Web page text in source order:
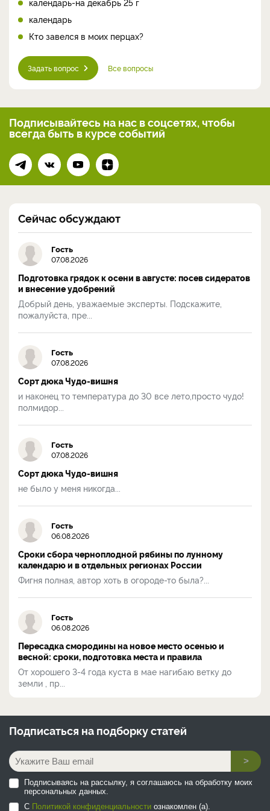
календарь
Кто завелся в моих перцах?
Задать вопрос Все вопросы
Подписывайтесь на нас в соцсетях, чтобы
всегдабыть в курсе событий
Сейчас обсуждают
Гость
07.08.2026
Подготовка грядок к осени в августе: посев сидератов
и внесение удобрений
Добрый день, уважаемые эксперты. Подскажите,
пожалуйста, пре...
Гость
07.08.2026
Сорт дюка Чудо-вишня
и наконец то температура до 30 все лето,просто чудо!
полмидор...
Гость
07.08.2026
Сорт дюка Чудо-вишня
не было у меня никогда...
Гость
06.08.2026
Сроки сбора черноплодной рябины по лунному
календарю и в отдельных регионах России
Фигня полная, автор хоть в огороде-то была?...
Гость
06.08.2026
Пересадка смородины на новое место осенью и
весной: сроки, подготовка места и правила
От хорошего 3-4 года куста в мае нагибаю ветку до
земли , пр...
Подписаться на подборку статей
>
Подписываясь на рассылку, я соглашаюсь на обработку моих
персональных данных.
С Политикой конфиденциальности ознакомлен (а).